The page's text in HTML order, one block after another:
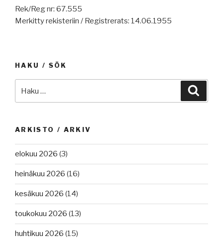
Rek/Reg nr: 67.555
Merkitty rekisteriin / Registrerats: 14.06.1955
HAKU / SÖK
ARKISTO / ARKIV
elokuu 2026 (3)
heinäkuu 2026 (16)
kesäkuu 2026 (14)
toukokuu 2026 (13)
huhtikuu 2026 (15)